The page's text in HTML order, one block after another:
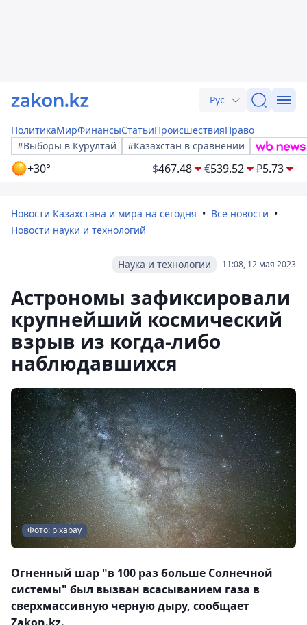
Рус
ПолитикаМирФинансыСтатьиПроисшествияПраво
#Выборы в Курултай
#Казахстан в сравнении
+30° $467.48 €539.52 ₽5.73
Новости Казахстана и мира на сегодня
Все новости
Новости науки и технологий
11:08, 12 мая 2023
Наука и технологии
Астрономы зафиксировали
крупнейший космический
взрыв из когда-либо
наблюдавшихся
Фото: pixabay
Огненный шар "в 100 раз больше Солнечной
системы" был вызван всасыванием газа в
сверхмассивную черную дыру, сообщает